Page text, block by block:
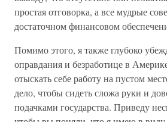
простая отговорка, а все мудрые
достаточном финансовом
Помимо этого, я также глубоко
оправдания и безработице в
отыскать себе работу на пустом
дело, чтобы сидеть сложа руки и
подачками государства. Приведу